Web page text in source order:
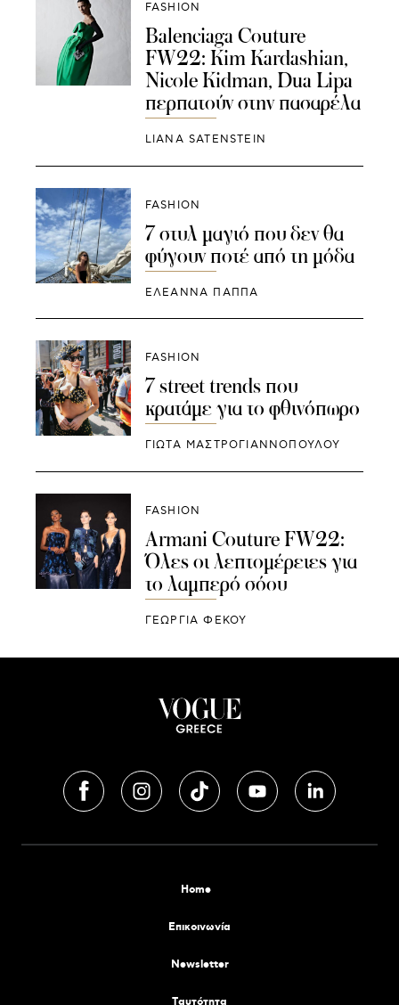
FASHION
Balenciaga Couture
FW22: Kim Kardashian,
Nicole Kidman, Dua Lipa
περπατούν στην πασαρέλα
LIANA SATENSTEIN
FASHION
7 στυλ μαγιό που δεν θα
φύγουν ποτέ από τη μόδα
ΕΛΕΑΝΝΑ ΠΑΠΠΑ
FASHION
7 street trends που
κρατάμε για το φθινόπωρο
ΓΙΩΤΑ ΜΑΣΤΡΟΓΙΑΝΝΟΠΟΥΛΟΥ
FASHION
Armani Couture FW22:
Όλες οι λεπτομέρειες για
το λαμπερό σόου
ΓΕΩΡΓΙΑ ΦΕΚΟΥ
Home
Επικοινωνία
Newsletter
Tαυτότητα